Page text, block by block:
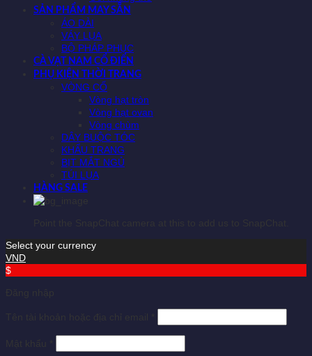
SẢN PHẨM MAY SẴN
ÁO DÀI
VÁY LỤA
BỘ PHÁP PHỤC
CÀ VẠT NAM CỔ ĐIỂN
PHỤ KIỆN THỜI TRANG
VÒNG CỔ
Vòng hạt tròn
Vòng hạt ovan
Vòng chùm
DÂY BUỘC TÓC
KHẨU TRANG
BỊT MẮT NGỦ
TÚI LỤA
HÀNG SALE
Select your currency
VND
$